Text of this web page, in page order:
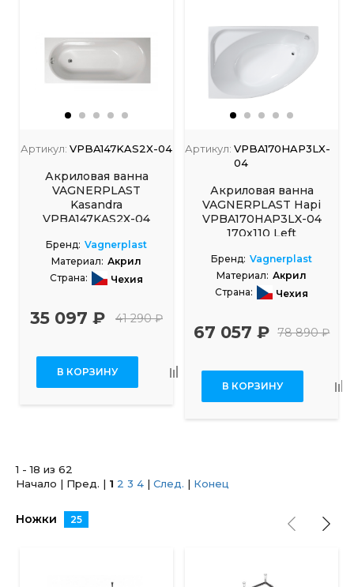
Артикул: VPBA147KAS2X-04
Акриловая ванна
VAGNERPLAST
Kasandra
VPBA147KAS2X-04
Бренд: Vagnerplast
Материал: Акрил
Страна:
Чехия
35 097 ₽ 41 290 ₽
В КОРЗИНУ
Артикул: VPBA170HAP3LX-
04
Акриловая ванна
VAGNERPLAST Hapi
VPBA170HAP3LX-04
170х110 Left
Бренд: Vagnerplast
Материал: Акрил
Страна:
Чехия
67 057 ₽ 78 890 ₽
В КОРЗИНУ
1 - 18 из 62
Начало | Пред. | 1 2 3 4 | След. | Конец
Ножки 25